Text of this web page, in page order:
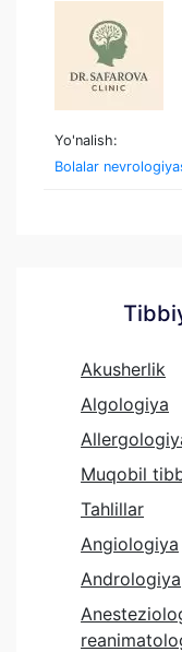
Yo'nalish:
Bolalar
Akusherlik
Algologiya
Muqobil
Tahlillar
Angiologiya
Andrologiya